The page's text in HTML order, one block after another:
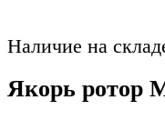
Наличие на
Якорь ротор